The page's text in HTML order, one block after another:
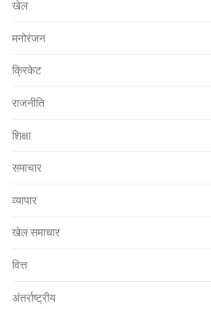
खेल
मनोरंजन
क्रिकेट
राजनीति
शिक्षा
समाचार
व्यापार
खेल समाचार
वित्त
अंतर्राष्ट्रीय